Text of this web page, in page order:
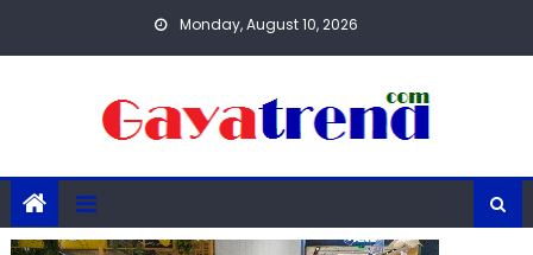
Monday, August 10, 2026